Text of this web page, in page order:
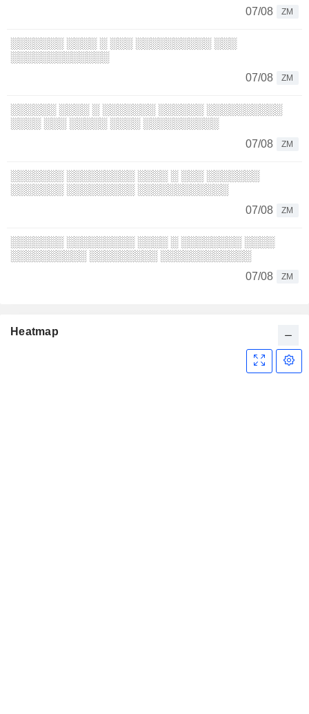
07/08 ZM
░░░░░░░ ░░░░ ░ ░░░ ░░░░░░░░░░ ░░░
░░░░░░░░░░░░░
07/08
ZM
░░░░░░ ░░░░ ░ ░░░░░░░ ░░░░░░ ░░░░░░░░░░
░░░░ ░░░ ░░░░░ ░░░░ ░░░░░░░░░░
07/08
ZM
░░░░░░░ ░░░░░░░░░ ░░░░ ░ ░░░ ░░░░░░░
░░░░░░░ ░░░░░░░░░ ░░░░░░░░░░░░
07/08
ZM
░░░░░░░ ░░░░░░░░░ ░░░░ ░ ░░░░░░░░ ░░░░
░░░░░░░░░░ ░░░░░░░░░ ░░░░░░░░░░░░
07/08
ZM
Heatmap